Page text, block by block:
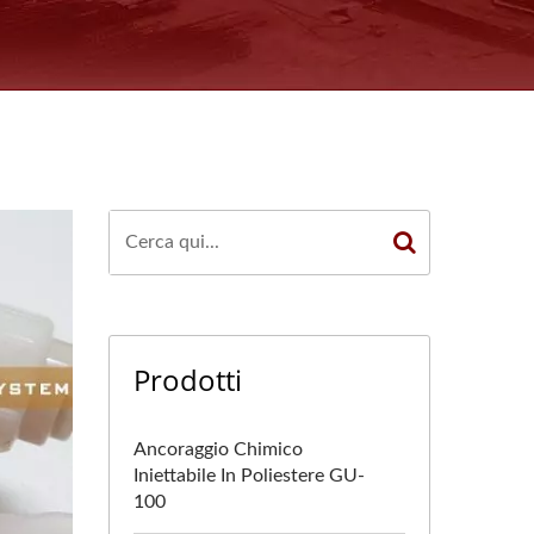
Prodotti
Ancoraggio Chimico
Iniettabile In Poliestere GU-
100